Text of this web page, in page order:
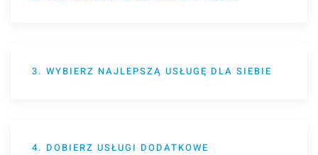
3. WYBIERZ NAJLEPSZĄ USŁUGĘ DLA SIEBIE
4. DOBIERZ USŁUGI DODATKOWE